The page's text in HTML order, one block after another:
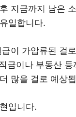
지금까지 남은
일합니다.
이 가압류된 걸
금이나 부동산
많을 걸로 예상
입니다.